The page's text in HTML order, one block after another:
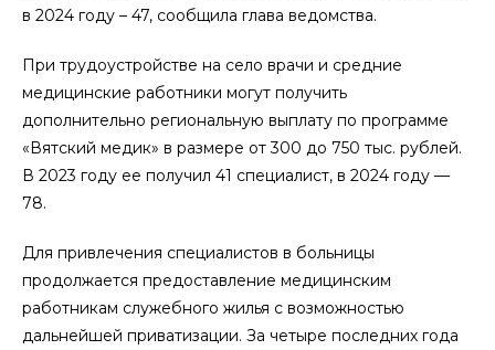
в 2024 году – 47, сообщила глава ведомства.
При трудоустройстве на село врачи и средние
медицинские работники могут получить
дополнительно региональную выплату по программе
«Вятский медик» в размере от 300 до 750 тыс. рублей.
В 2023 году ее получил 41 специалист, в 2024 году —
78.
Для привлечения специалистов в больницы
продолжается предоставление медицинским
работникам служебного жилья с возможностью
дальнейшей приватизации. За четыре последних года